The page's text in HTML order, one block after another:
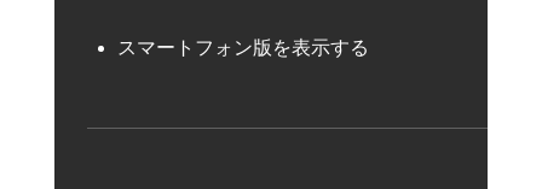
スマートフォン版を表示する